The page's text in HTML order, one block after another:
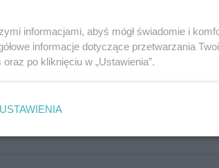
informacjami, abyś mógł świadomie i
informacje dotyczące przetwarzania
oraz po kliknięciu w „Ustawienia”.
USTAWIENIA